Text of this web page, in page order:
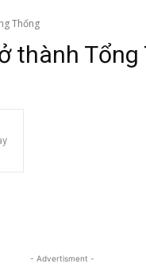
Thống
thành Tổng
- Advertisment -